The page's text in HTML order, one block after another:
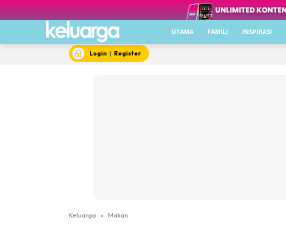
UTAMA FAMILI INSPIRASI
Login | Register
Keluarga » Makan